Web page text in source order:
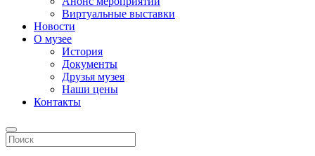
Виртуальные выставки
Новости
О музее
История
Документы
Друзья музея
Наши цены
Контакты